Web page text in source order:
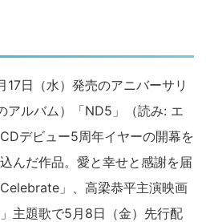
日（水）発売のアニバーサリ
アルバム）「ND5」（読み: エ
デビュー5周年イヤーの開幕を
んだ作品。愛と幸せと感謝を届
」、高梁恭平主演映画
主題歌で5月8日（金）先行配